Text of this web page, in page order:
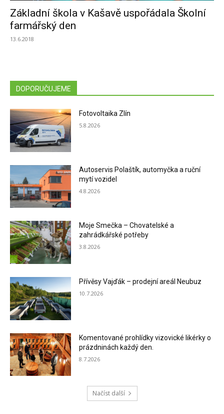
Základní škola v Kašavě uspořádala Školní
farmářský den
13.6.2018
DOPORUČUJEME
Fotovoltaika Zlín
5.8.2026
Autoservis Polaštík, automyčka a ruční
mytí vozidel
4.8.2026
Moje Smečka – Chovatelské a
zahrádkářské potřeby
3.8.2026
Přívěsy Vajďák – prodejní areál Neubuz
10.7.2026
Komentované prohlídky vizovické likérky o
prázdninách každý den.
8.7.2026
Načíst další